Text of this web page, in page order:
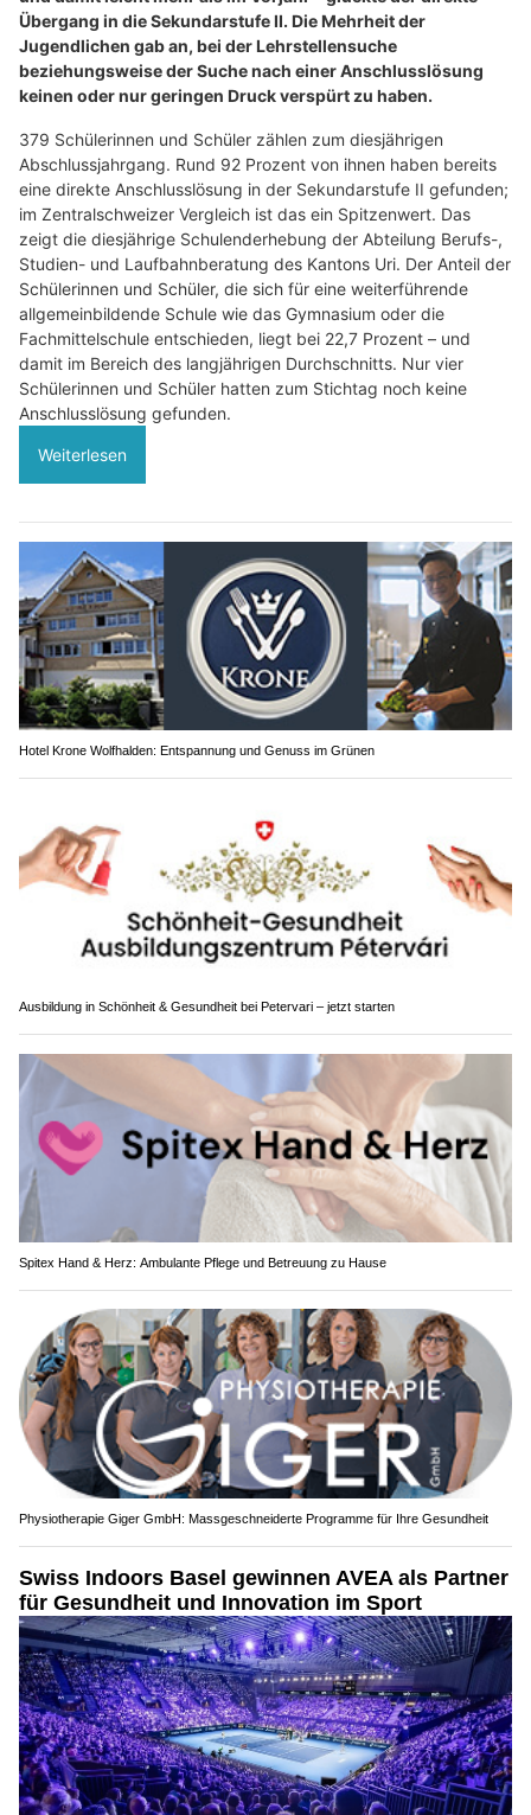
Übergang in die Sekundarstufe II. Die Mehrheit der
Jugendlichen gab an, bei der Lehrstellensuche
beziehungsweise der Suche nach einer Anschlusslösung
keinen oder nur geringen Druck verspürt zu haben.
379 Schülerinnen und Schüler zählen zum diesjährigen
Abschlussjahrgang. Rund 92 Prozent von ihnen haben bereits
eine direkte Anschlusslösung in der Sekundarstufe II gefunden;
im Zentralschweizer Vergleich ist das ein Spitzenwert. Das
zeigt die diesjährige Schulenderhebung der Abteilung Berufs-,
Studien- und Laufbahnberatung des Kantons Uri. Der Anteil der
Schülerinnen und Schüler, die sich für eine weiterführende
allgemeinbildende Schule wie das Gymnasium oder die
Fachmittelschule entschieden, liegt bei 22,7 Prozent – und
damit im Bereich des langjährigen Durchschnitts. Nur vier
Schülerinnen und Schüler hatten zum Stichtag noch keine
Anschlusslösung gefunden.
Weiterlesen
Hotel Krone Wolfhalden: Entspannung und Genuss im Grünen
Ausbildung in Schönheit & Gesundheit bei Petervari – jetzt starten
Spitex Hand & Herz: Ambulante Pflege und Betreuung zu Hause
Physiotherapie Giger GmbH: Massgeschneiderte Programme für Ihre Gesundheit
Swiss Indoors Basel gewinnen AVEA als Partner
für Gesundheit und Innovation im Sport